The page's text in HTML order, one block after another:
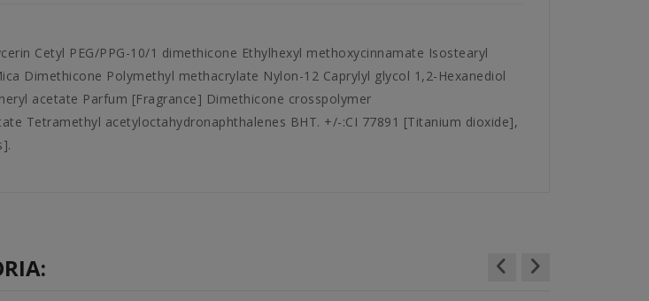
Cetyl PEG/PPG-10/1 dimethicone Ethylhexyl methoxycinnamate Isostearyl
Dimethicone Polymethyl methacrylate Nylon-12 Caprylyl glycol 1,2-Hexanediol
acetate Parfum [Fragrance] Dimethicone crosspolymer
Tetramethyl acetyloctahydronaphthalenes BHT. +/-:CI 77891 [Titanium dioxide],